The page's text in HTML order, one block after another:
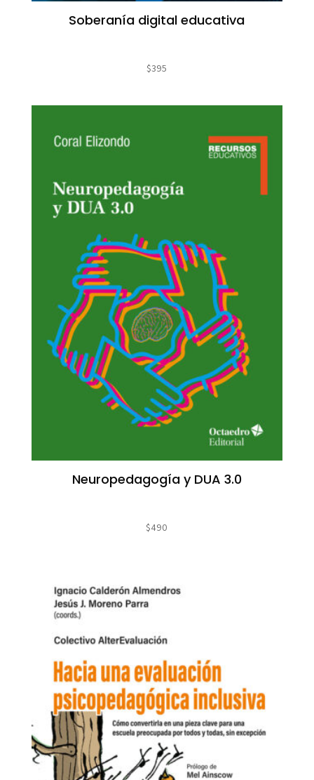
Soberanía digital educativa
$395
Neuropedagogía y DUA 3.0
$490